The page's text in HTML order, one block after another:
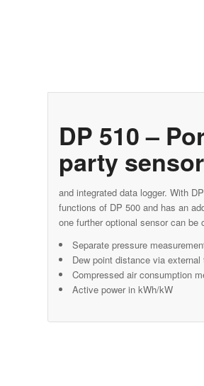
DP 510 –
party sensor
and integrated data logger. With
functions of DP 500 and has an
one further optional sensor can
Separate pressure
Dew point distance via
Compressed air consumption
Active power in kWh/kW